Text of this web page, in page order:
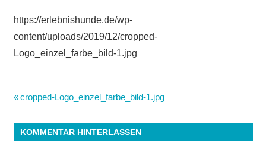
https://erlebnishunde.de/wp-
content/uploads/2019/12/cropped-
Logo_einzel_farbe_bild-1.jpg
Beitrags-
Navigation
Vorheriger
Beitrag:
cropped-Logo_einzel_farbe_bild-1.jpg
KOMMENTAR HINTERLASSEN